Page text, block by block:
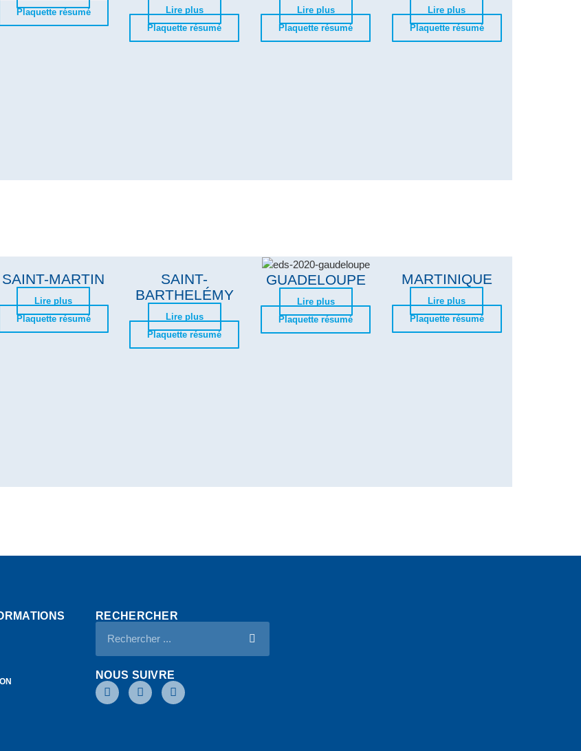
Plaquette résumé
Lire plus
Plaquette résumé
Lire plus
Plaquette résumé
Lire plus
Plaquette résumé
SAINT-MARTIN
Lire plus
Plaquette résumé
SAINT-
BARTHELÉMY
Lire plus
Plaquette résumé
GUADELOUPE
Lire plus
Plaquette résumé
MARTINIQUE
Lire plus
Plaquette résumé
RECHERCHER
NOUS SUIVRE